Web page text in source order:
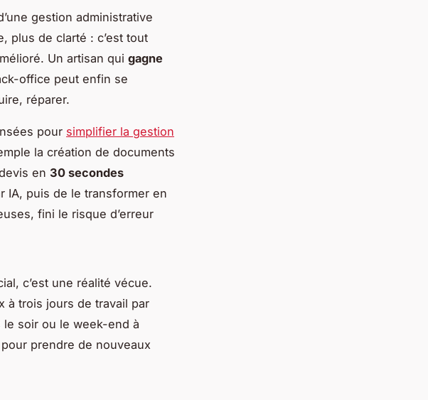
gestion administrative
plus de clarté : c’est tout
Un artisan qui gagne
office peut enfin se
réparer.
pour simplifier la gestion
la création de documents
en 30 secondes
IA, puis de le transformer en
fini le risque d’erreur
c’est une réalité vécue.
à trois jours de travail par
le soir ou le week-end à
prendre de nouveaux